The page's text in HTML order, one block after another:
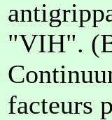
"VIH".
facteurs